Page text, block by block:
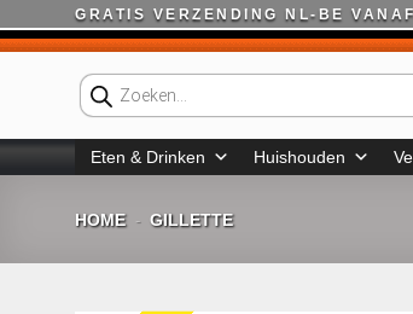
naar
GRATIS VERZENDING NL-BE
Producten
zoeken
Eten & Drinken Huishouden
HOME - GILLETTE